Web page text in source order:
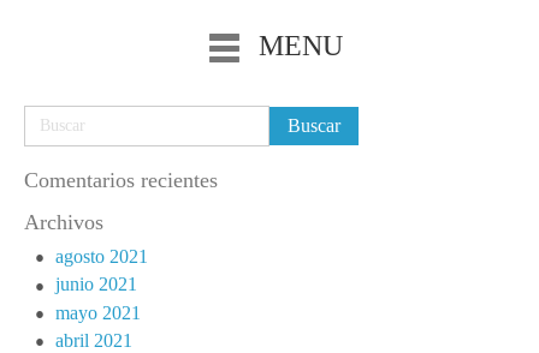
MENU
Comentarios recientes
Archivos
agosto 2021
junio 2021
mayo 2021
abril 2021